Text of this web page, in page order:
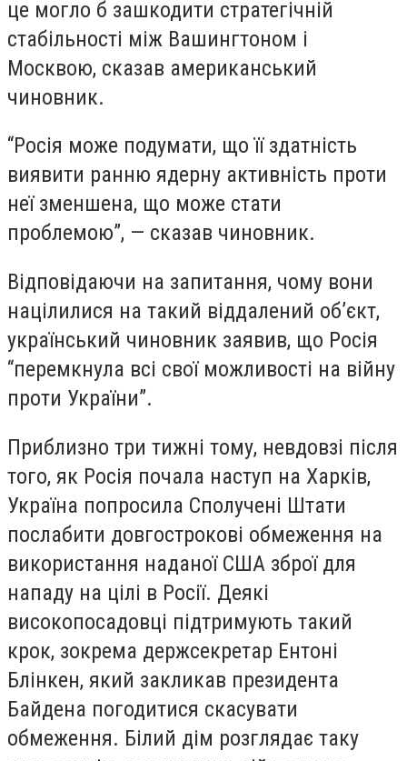
це могло б зашкодити стратегічній
стабільності між Вашингтоном і
Москвою, сказав американський
чиновник.
“Росія може подумати, що її здатність
виявити ранню ядерну активність проти
неї зменшена, що може стати
проблемою”, — сказав чиновник.
Відповідаючи на запитання, чому вони
націлилися на такий віддалений об’єкт,
український чиновник заявив, що Росія
“перемкнула всі свої можливості на війну
проти України”.
Приблизно три тижні тому, невдовзі після
того, як Росія почала наступ на Харків,
Україна попросила Сполучені Штати
послабити довгострокові обмеження на
використання наданої США зброї для
нападу на цілі в Росії. Деякі
високопосадовці підтримують такий
крок, зокрема держсекретар Ентоні
Блінкен, який закликав президента
Байдена погодитися скасувати
обмеження. Білий дім розглядає таку